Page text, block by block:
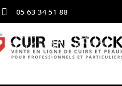
05 63 34 51 88